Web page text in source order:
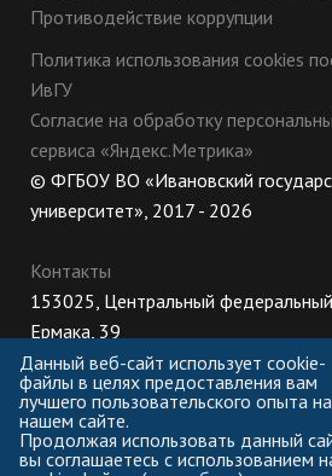
Противодействие коррупции
Политика использования cookies
ИвГУ
Согласие на обработку
сервиса «Яндекс.Метрика»
© ФГБОУ ВО «Ивановский
университет», 2017 - 2026
Контакты
153025, Центральный федеральный
Ермака, 39
8 (800) 222-56-86 (Приемная
10 (Ректорат)
ПН-ЧТ: 8:30-17:00;
ПТ: 8:30-16:00;
Данный веб-сайт использует cookie-
файлы в целях предоставления вам
лучшего пользовательского опыта на
нашем сайте.
Продолжая использовать данный
вы соглашаетесь с использованием